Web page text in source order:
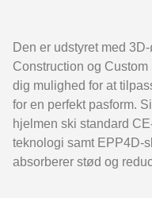
Den er udstyret med
Construction og
dig mulighed for at
for en perfekt pasform.
hjelmen ski standard
teknologi samt EPP4D-
absorberer stød og